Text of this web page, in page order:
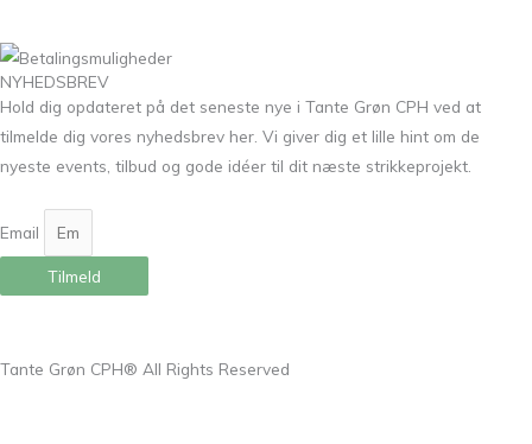
NYHEDSBREV
Hold dig opdateret på det seneste nye i Tante Grøn CPH ved at
tilmelde dig vores nyhedsbrev her. Vi giver dig et lille hint om de
nyeste events, tilbud og gode idéer til dit næste strikkeprojekt.
Email
Tilmeld
Tante Grøn CPH® All Rights Reserved